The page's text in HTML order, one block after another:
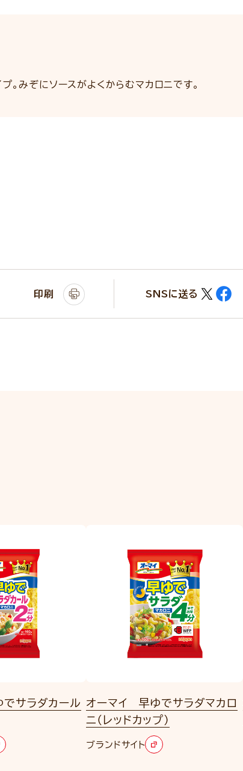
。みぞにソースがよくからむマカロニです。
印刷 SNSに送る
サラダカール
オーマイ 早ゆでサラダマカロ
ニ（レッドカップ）
ブランドサイト